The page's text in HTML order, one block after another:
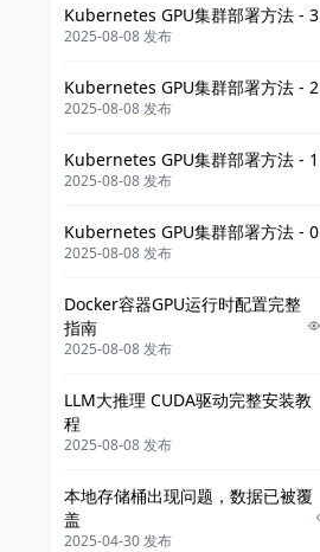
Kubernetes GPU集群部署方法 - 3
2025-08-08 发布
Kubernetes GPU集群部署方法 - 2
2025-08-08 发布
Kubernetes GPU集群部署方法 - 1
2025-08-08 发布
Kubernetes GPU集群部署方法 - 0
2025-08-08 发布
Docker容器GPU运行时配置完整
指南
2025-08-08 发布
LLM大推理 CUDA驱动完整安装教
程
2025-08-08 发布
本地存储桶出现问题，数据已被覆
盖
2025-04-30 发布